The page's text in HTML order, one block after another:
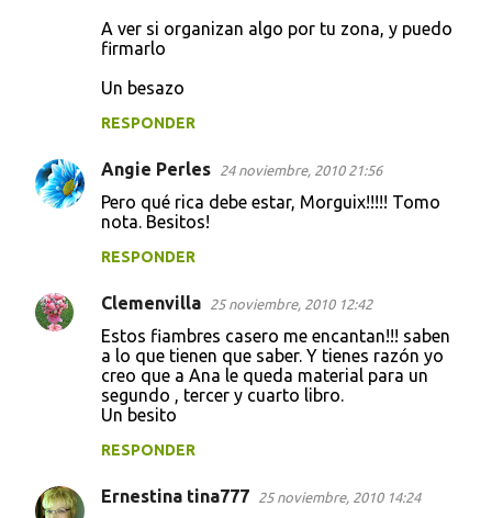
A ver si organizan algo por tu zona, y puedo
firmarlo
Un besazo
RESPONDER
Angie Perles 24 noviembre, 2010 21:56
Pero qué rica debe estar, Morguix!!!!! Tomo
nota. Besitos!
RESPONDER
Clemenvilla 25 noviembre, 2010 12:42
Estos fiambres casero me encantan!!! saben
a lo que tienen que saber. Y tienes razón yo
creo que a Ana le queda material para un
segundo , tercer y cuarto libro.
Un besito
RESPONDER
Ernestina tina777 25 noviembre, 2010 14:24